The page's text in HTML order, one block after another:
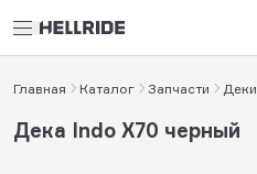
Главная Каталог Запчасти Деки
Дека Indo X70 черный